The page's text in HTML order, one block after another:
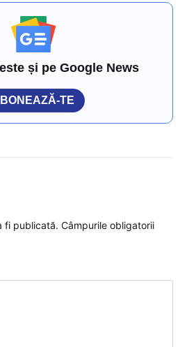
și pe Google News
TE
fi publicată. Câmpurile obligatorii